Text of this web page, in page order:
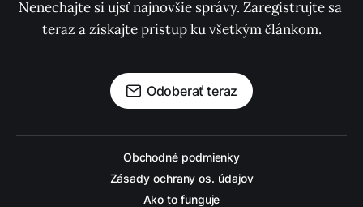
Nenechajte si ujsť najnovšie správy. Zaregistrujte sa
teraz a získajte prístup ku všetkým článkom.
Odoberať teraz
Obchodné podmienky
Zásady ochrany os. údajov
Ako to funguje